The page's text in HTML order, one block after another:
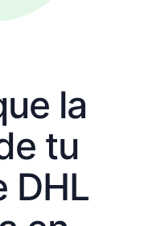
la
tu
DHL